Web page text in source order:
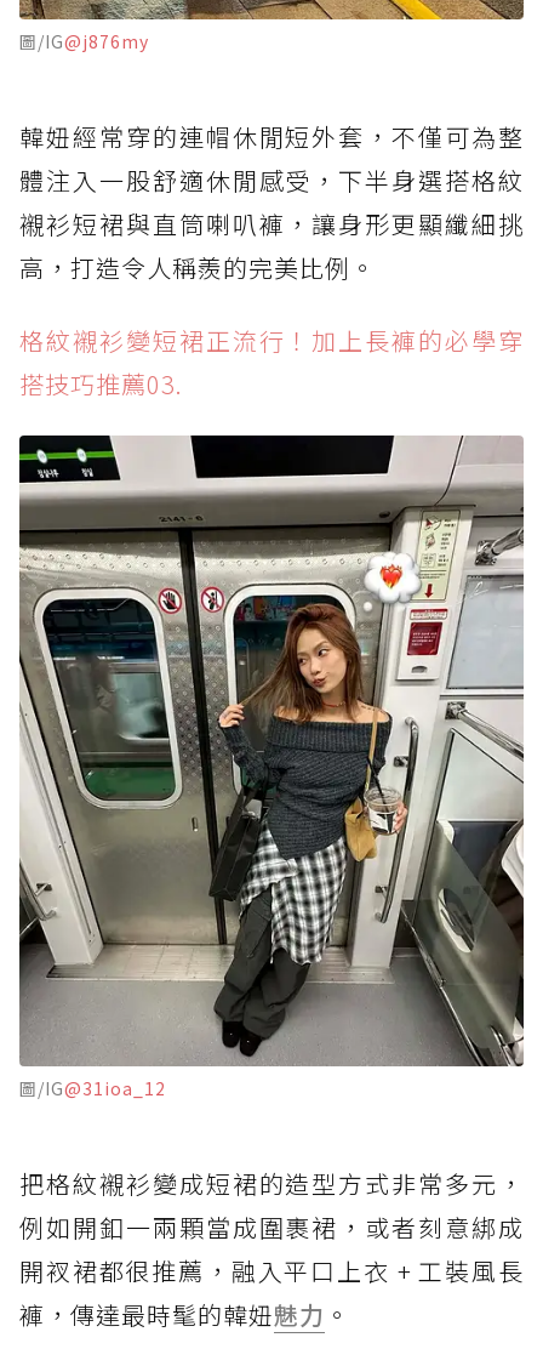
圖/IG@j876my
韓妞經常穿的連帽休閒短外套，不僅可為整
體注入一股舒適休閒感受，下半身選搭格紋
襯衫短裙與直筒喇叭褲，讓身形更顯纖細挑
高，打造令人稱羨的完美比例。
格紋襯衫變短裙正流行！加上長褲的必學穿
搭技巧推薦03.
圖/IG@31ioa_12
把格紋襯衫變成短裙的造型方式非常多元，
例如開釦一兩顆當成圍裹裙，或者刻意綁成
開衩裙都很推薦，融入平口上衣 + 工裝風長
褲，傳達最時髦的韓妞魅力 。